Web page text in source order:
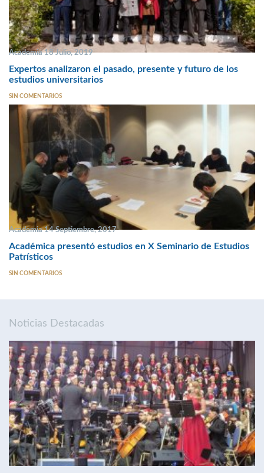
Academia 18 Julio, 2019
Expertos analizaron el pasado, presente y futuro de los
estudios universitarios
SIN COMENTARIOS
Academia 14 Septiembre, 2017
Académica presentó estudios en X Seminario de Estudios
Patrísticos
SIN COMENTARIOS
Noticias Destacadas